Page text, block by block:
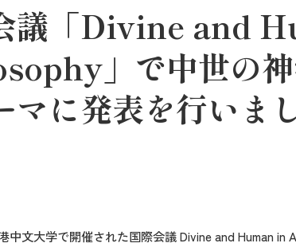
議「Divine and
」で中世の神
マに発表を行いま
文大学で開催された国際会議 Divine and Human in